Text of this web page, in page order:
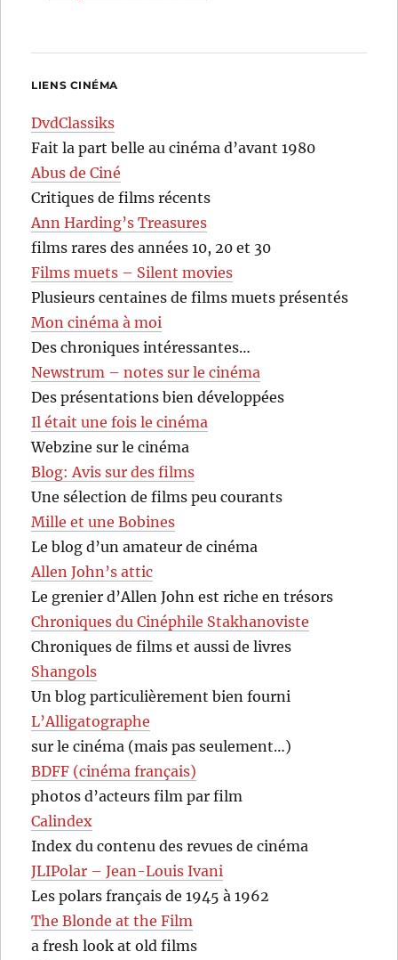
LIENS CINÉMA
DvdClassiks
Fait la part belle au cinéma d’avant 1980
Abus de Ciné
Critiques de films récents
Ann Harding’s Treasures
films rares des années 10, 20 et 30
Films muets – Silent movies
Plusieurs centaines de films muets présentés
Mon cinéma à moi
Des chroniques intéressantes…
Newstrum – notes sur le cinéma
Des présentations bien développées
Il était une fois le cinéma
Webzine sur le cinéma
Blog: Avis sur des films
Une sélection de films peu courants
Mille et une Bobines
Le blog d’un amateur de cinéma
Allen John’s attic
Le grenier d’Allen John est riche en trésors
Chroniques du Cinéphile Stakhanoviste
Chroniques de films et aussi de livres
Shangols
Un blog particulièrement bien fourni
L’Alligatographe
sur le cinéma (mais pas seulement…)
BDFF (cinéma français)
photos d’acteurs film par film
Calindex
Index du contenu des revues de cinéma
JLIPolar – Jean-Louis Ivani
Les polars français de 1945 à 1962
The Blonde at the Film
a fresh look at old films